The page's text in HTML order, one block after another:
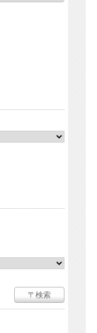
〒検索